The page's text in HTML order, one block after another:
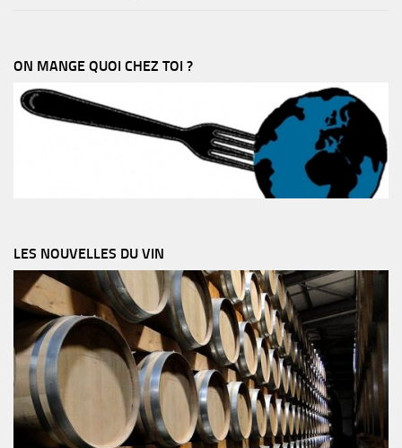
ON MANGE QUOI CHEZ TOI ?
LES NOUVELLES DU VIN